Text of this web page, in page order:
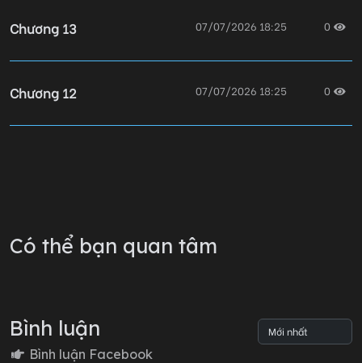
Chương 13 07/07/2026 18:25 0
Chương 12 07/07/2026 18:25 0
Chương 08 07/07/2026 18:25 0
Có thể bạn quan tâm
Bình luận
Bình luận Facebook